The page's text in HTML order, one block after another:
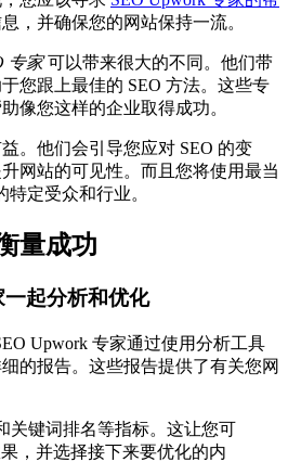
，并确保您的网站保持一流。
专家可以带来很大的不同。他们带
您跟上最佳的 SEO 方法。这些专
像您这样的企业取得成功。
。他们会引导您应对 SEO 的变
网站的可见性。而且您将使用最当
定受众和行业。
量成功
起分析和优化
Upwork 专家通过使用分析工具
的报告。这些报告提供了有关您网
关键词排名等指标。这让您可
，并选择接下来要优化的内